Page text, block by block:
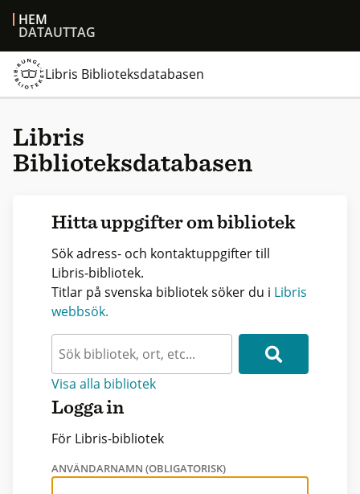
HEM
DATAUTTAG
Libris Biblioteksdatabasen
Libris
Biblioteksdatabasen
Hitta uppgifter om bibliotek
Sök adress- och kontaktuppgifter till
Libris-bibliotek.
Titlar på svenska bibliotek söker du i Libris
webbsök.
Visa alla bibliotek
Logga in
För Libris-bibliotek
ANVÄNDARNAMN (OBLIGATORISK)